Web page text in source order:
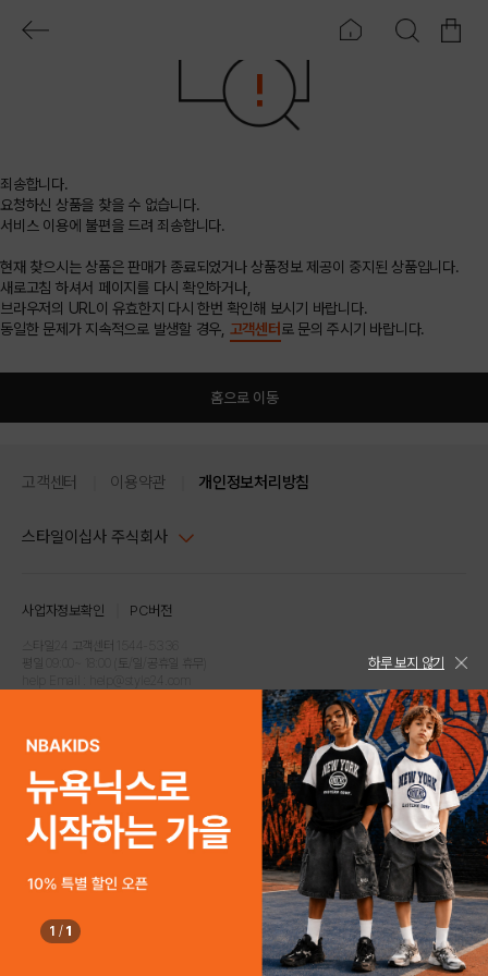
죄송합니다.
요청하신 상품을 찾을 수 없습니다.
서비스 이용에 불편을 드려 죄송합니다.
현재 찾으시는 상품은 판매가 종료되었거나 상품정보 제공이 중지된 상품입니다.
새로고침 하셔서 페이지를 다시 확인하거나,
브라우저의 URL이 유효한지 다시 한번 확인해 보시기 바랍니다.
동일한 문제가 지속적으로 발생할 경우, 고객센터 로 문의 주시기 바랍니다.
홈으로 이동
고객센터 이용약관 개인정보처리방침
스타일이십사 주식회사
주소 : 서울시 강남구 논현로 633, 6층 (논현동, 한세엠케이빌딩)
사업자등록번호 : 116-81-32499
통신판매업신고번호 : 제 2024-서울강남-04239
고객센터 1544-5336(평일 09:00~ 18:00 토/일/공휴일 휴무)
사업자정보확인 PC버전
스타일24 고객센터 1544-5336
평일 09:00~ 18:00 (토/일/공휴일 휴무)
COPYRIGHTⓒ2021 STYLE24 ALL RIGHTS RESERVED.
하루 보지 않기
1 / 1